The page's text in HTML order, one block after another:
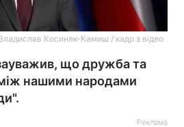
Косиняк-Камиш / кадр з відео
що дружба та
нашими народами
Реклама